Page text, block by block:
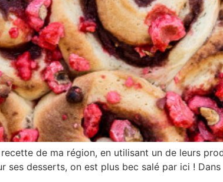
de ma région, en utilisant un de leurs
ses desserts, on est plus bec salé par ici !